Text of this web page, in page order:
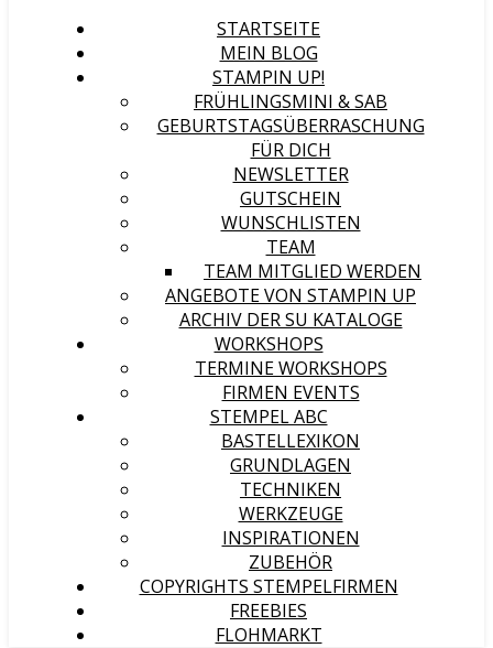
STARTSEITE
MEIN BLOG
STAMPIN UP!
FRÜHLINGSMINI & SAB
GEBURTSTAGSÜBERRASCHUNG
FÜR DICH
NEWSLETTER
GUTSCHEIN
WUNSCHLISTEN
TEAM
TEAM MITGLIED WERDEN
ANGEBOTE VON STAMPIN UP
ARCHIV DER SU KATALOGE
WORKSHOPS
TERMINE WORKSHOPS
FIRMEN EVENTS
STEMPEL ABC
BASTELLEXIKON
GRUNDLAGEN
TECHNIKEN
WERKZEUGE
INSPIRATIONEN
ZUBEHÖR
COPYRIGHTS STEMPELFIRMEN
FREEBIES
FLOHMARKT